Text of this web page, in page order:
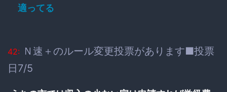
適ってる
42: Ｎ速＋のルール変更投票があります■投票
日7/5